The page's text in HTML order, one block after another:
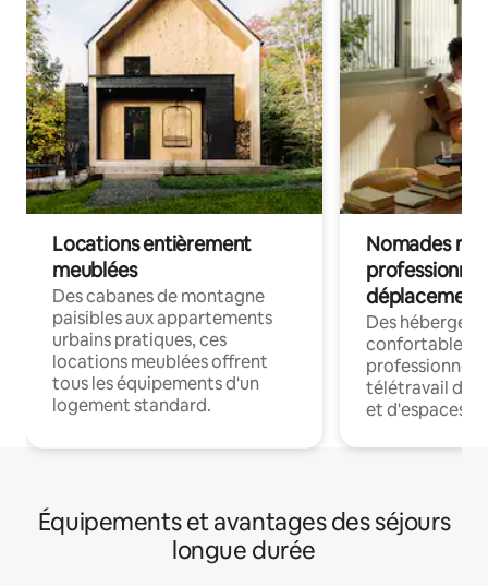
Locations entièrement
meublées
Des cabanes de montagne
paisibles aux appartements
urbains pratiques, ces
locations meublées offrent
tous les équipements d'un
logement standard.
Nomades
déplacement
Des
confortables
professionnels
télétravail
et d'espaces
Équipements et avantages des séjours
longue durée